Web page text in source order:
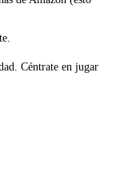
Céntrate en jugar